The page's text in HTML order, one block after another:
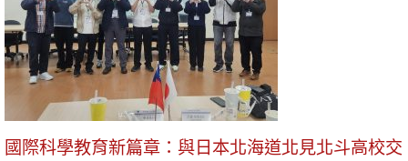
國際科學教育新篇章：與日本北海道北見北斗高校交